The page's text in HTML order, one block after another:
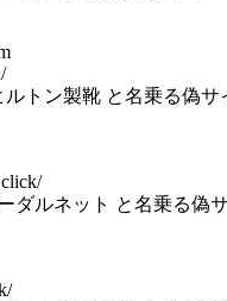
トン製靴 と名乗る偽サ
ダルネット と名乗る偽